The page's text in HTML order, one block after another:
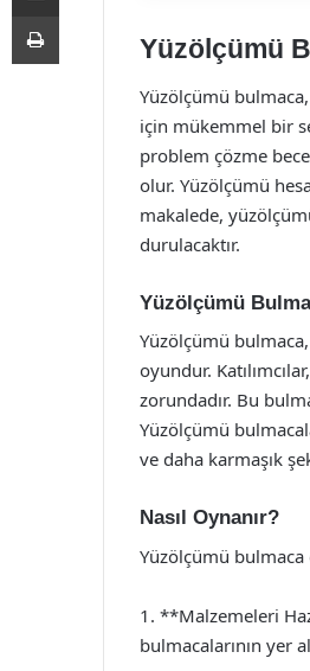
Yüzölçümü
Yüzölçümü
için mükemmel bir
problem çözme
olur. Yüzölçümü
makalede,
durulacaktır.
Yüzölçümü
Yüzölçümü
oyundur.
zorundadır. Bu
Yüzölçümü
ve daha karmaşık
Nasıl Oynanır?
Yüzölçümü
1. **Malzemeleri
bulmacalarının yer